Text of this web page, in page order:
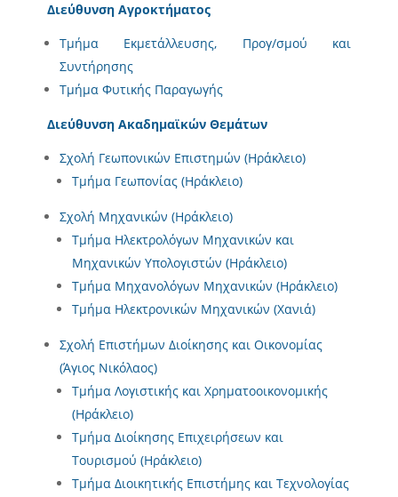
Διεύθυνση Αγροκτήματος
Τμήμα Εκμετάλλευσης, Προγ/σμού και
Συντήρησης
Τμήμα Φυτικής Παραγωγής
Διεύθυνση Ακαδημαϊκών Θεμάτων
Σχολή Γεωπονικών Επιστημών (Ηράκλειο)
Τμήμα Γεωπονίας (Ηράκλειο)
Σχολή Μηχανικών (Ηράκλειο)
Τμήμα Ηλεκτρολόγων Μηχανικών και
Μηχανικών Υπολογιστών (Ηράκλειο)
Τμήμα Μηχανολόγων Μηχανικών (Ηράκλειο)
Τμήμα Ηλεκτρονικών Μηχανικών (Χανιά)
Σχολή Επιστήμων Διοίκησης και Οικονομίας
(Άγιος Νικόλαος)
Τμήμα Λογιστικής και Χρηματοοικονομικής
(Ηράκλειο)
Τμήμα Διοίκησης Επιχειρήσεων και
Τουρισμού (Ηράκλειο)
Τμήμα Διοικητικής Επιστήμης και Τεχνολογίας